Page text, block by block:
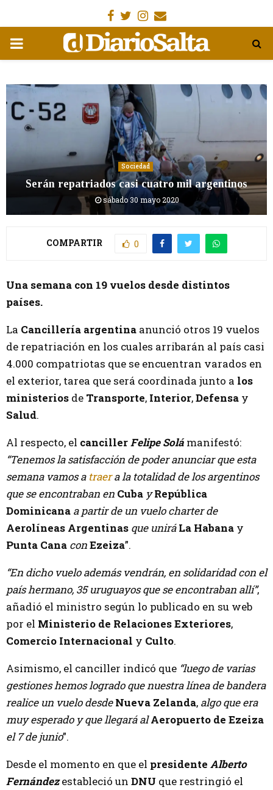
Facebook
Gorjeo
Instagram
Email
MENÚ
Sociedad
Serán repatriados casi cuatro mil argentinos
sábado 30 mayo 2020
COMPARTIR 0
Una semana con 19 vuelos desde distintos
países.
La Cancillería argentina anunció otros 19 vuelos
de repatriación en los cuales arribarán al país casi
4.000 compatriotas que se encuentran varados en
el exterior, tarea que será coordinada junto a los
ministerios de Transporte, Interior,Defensa y
Salud.
Al respecto, el cancillerFelipe Solámanifestó:
“Tenemos la satisfacción de poder anunciar que esta
semana vamos a traera la totalidad de los argentinos
que se encontraban en Cuba y República
Dominicana a partir de un vuelo charter de
Aerolíneas Argentinas que uniráLa Habana y
Punta Cana conEzeiza”.
“En dicho vuelo además vendrán, en solidaridad con el
país hermano, 35 uruguayos que se encontraban allí”,
añadió el ministro según lo publicado en su web
por el Ministerio de Relaciones Exteriores,
Comercio Internacional y Culto.
Asimismo, el canciller indicó que “luego de varias
gestiones hemos logrado que nuestra línea de bandera
realice un vuelo desdeNueva Zelanda, algo que era
muy esperado y que llegará alAeropuerto de Ezeiza
el 7 de junio”.
Desde el momento en que el presidente Alberto
Fernándezestableció un DNU que restringió el